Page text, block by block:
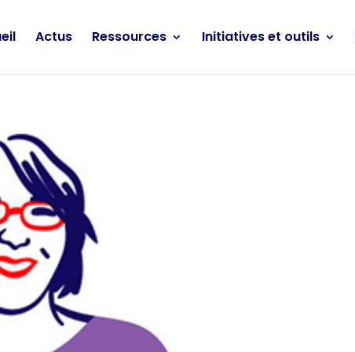
Actus Ressources Initiatives et outils